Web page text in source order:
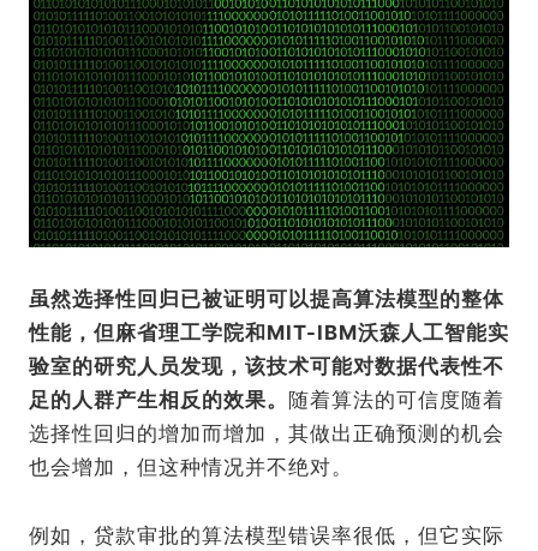
虽然选择性回归已被证明可以提高算法模型的整体
性能，但麻省理工学院和MIT-IBM沃森人工智能实
验室的研究人员发现，该技术可能对数据代表性不
足的人群产生相反的效果。
随着算法的可信度随着
选择性回归的增加而增加，其做出正确预测的机会
也会增加，但这种情况并不绝对。
例如，贷款审批的算法模型错误率很低，但它实际